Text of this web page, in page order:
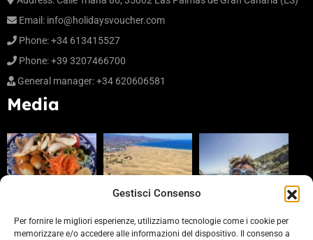
Gestisci Consenso
Per fornire le migliori esperienze, utilizziamo tecnologie come i cookie per
memorizzare e/o accedere alle informazioni del dispositivo. Il consenso a
Email: info@holidaysvoucher.com
Phone:+34 613415527
Phone:+39 3207466700
General manager:+34 620606581
Media